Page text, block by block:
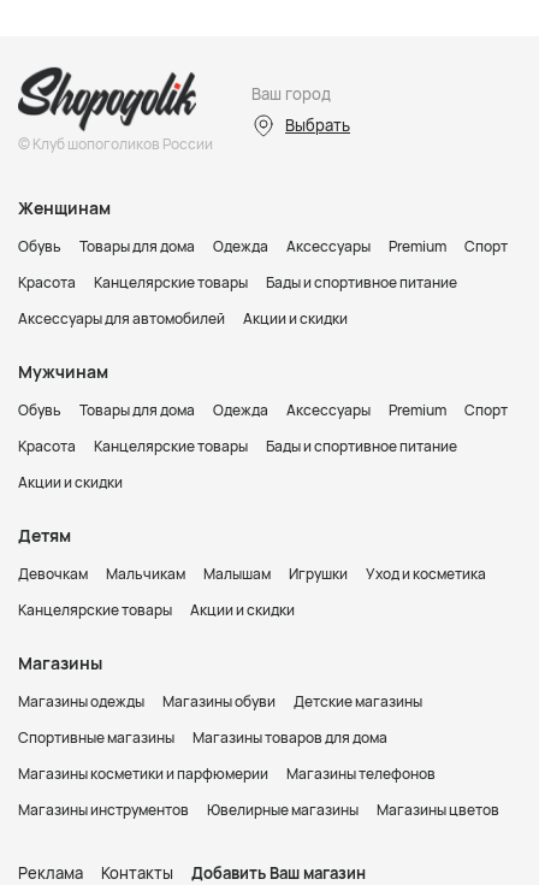
© Клуб шопоголиков России
Ваш город
Выбрать
Женщинам
Обувь Товары для дома Одежда Аксессуары Premium
Спорт
Красота
Канцелярские товары
Бады и спортивное питание
Аксессуары для автомобилей
Акции и скидки
Мужчинам
Обувь Товары для дома Одежда Аксессуары Premium
Спорт
Красота
Канцелярские товары
Бады и спортивное питание
Акции и скидки
Детям
Девочкам Мальчикам Малышам Игрушки
Уход и косметика
Канцелярские товары
Акции и скидки
Магазины
Магазины одежды Магазины обуви
Детские магазины
Спортивные магазины
Магазины товаров для дома
Магазины косметики и парфюмерии
Магазины телефонов
Магазины инструментов
Ювелирные магазины Магазины цветов
Реклама Контакты Добавить Ваш магазин